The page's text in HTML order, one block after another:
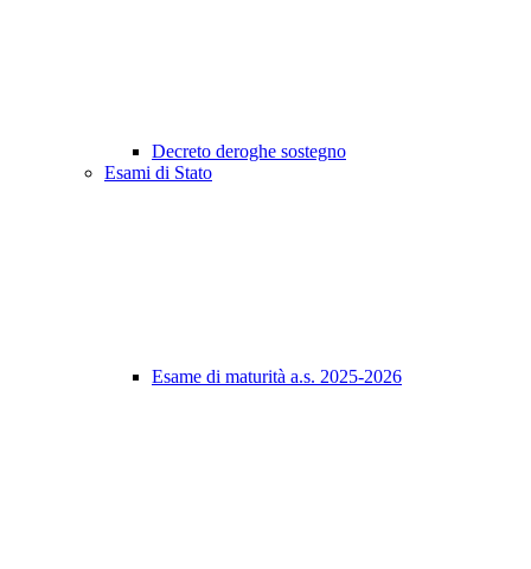
Decreto deroghe sostegno
Esami di Stato
Esame di maturità a.s. 2025-2026